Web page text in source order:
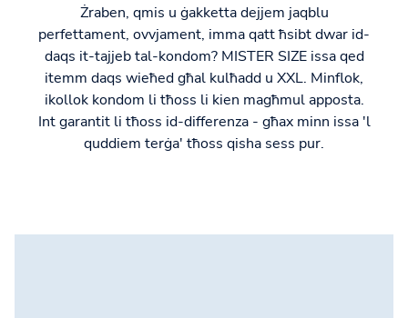
Żraben, qmis u ġakketta dejjem jaqblu
perfettament, ovvjament, imma qatt ħsibt dwar id-
daqs it-tajjeb tal-kondom? MISTER SIZE issa qed
itemm daqs wieħed għal kulħadd u XXL. Minflok,
ikollok kondom li tħoss li kien magħmul apposta.
Int garantit li tħoss id-differenza - għax minn issa 'l
quddiem terġa' tħoss qisha sess pur.